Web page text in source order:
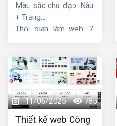
Màu sắc chủ đạo: Nâu
+ Trắng
Thời gian làm web: 7
11/06/2025 785
Thiết kế web Công